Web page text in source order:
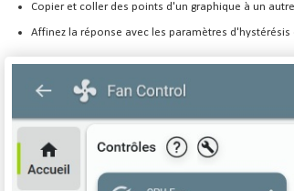
Copier et coller des points d'un graphique à un autre
Affinez la réponse avec les paramètres